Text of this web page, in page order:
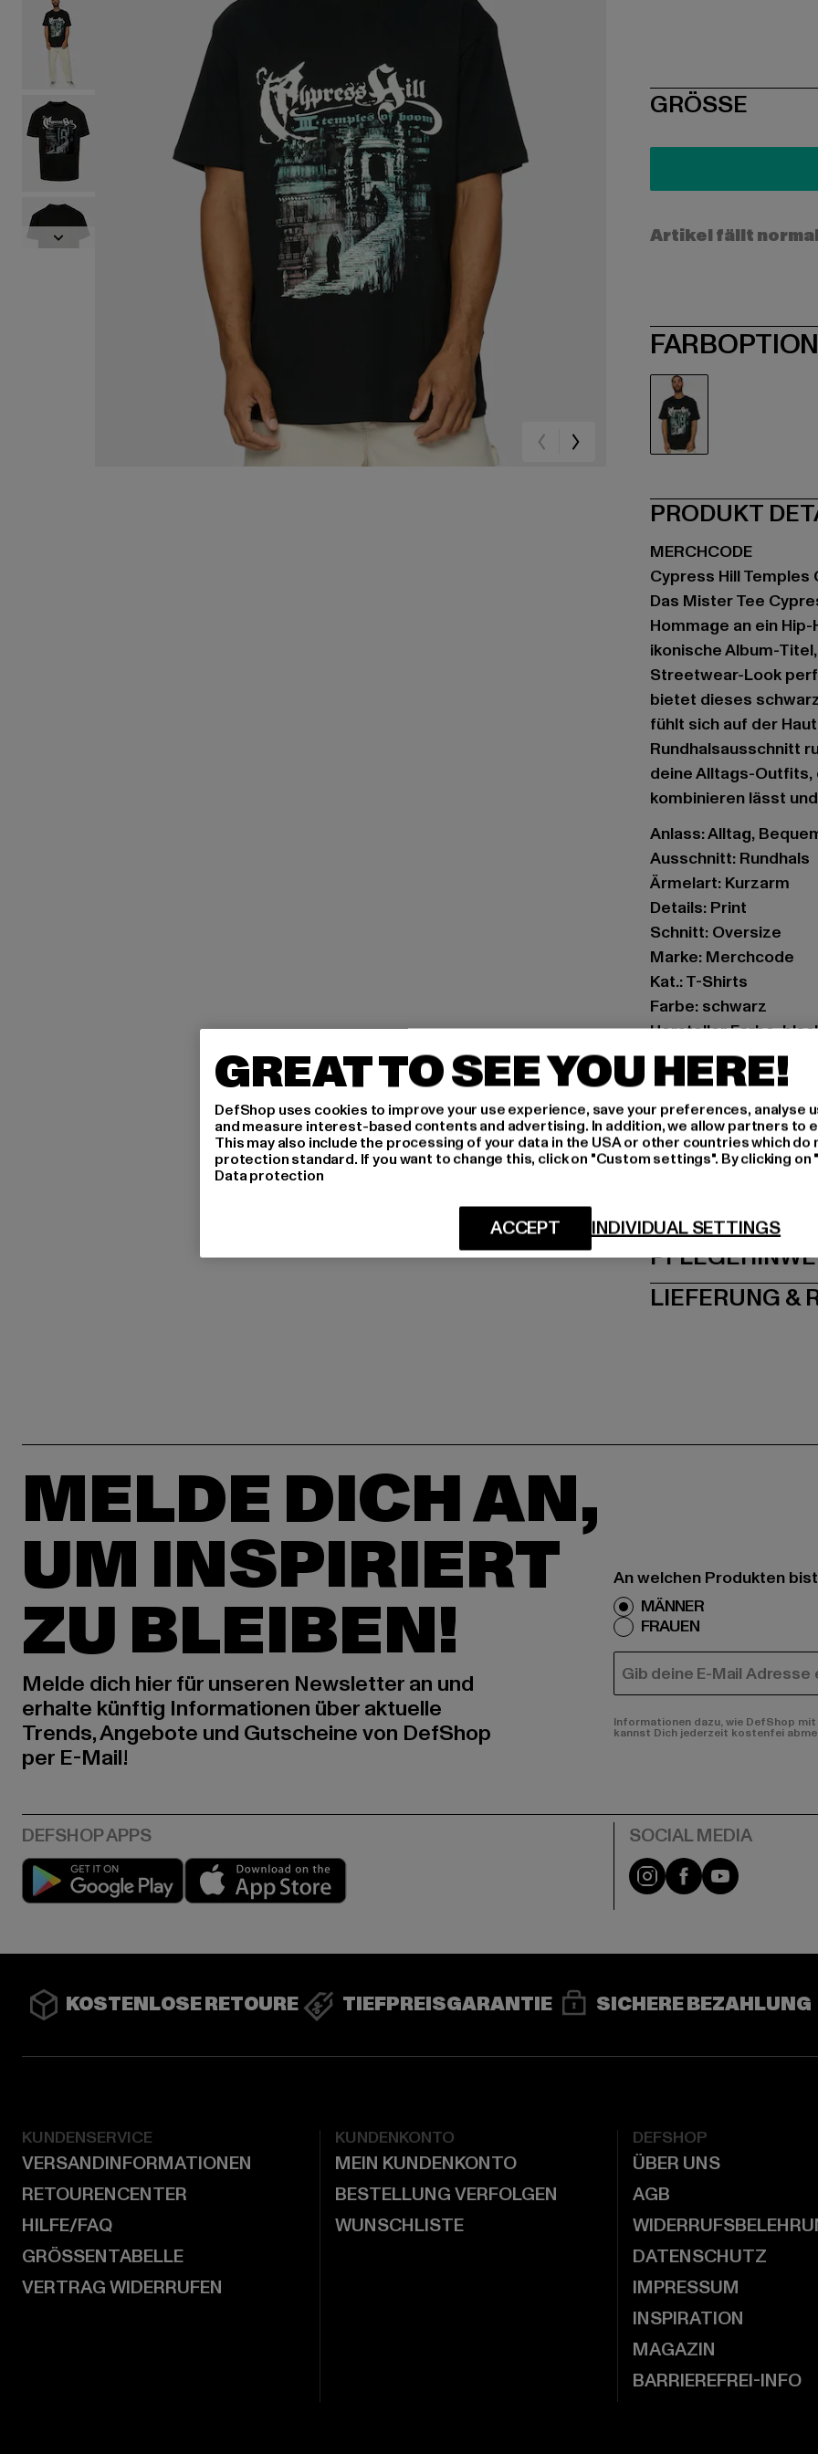
SIZE
GRÖSSE
Artikel fällt
PRODUKT
MERCHCODE
Cypress Hill
Das Mister Tee
Hommage an ein
ikonische Album-
Streetwear-Look
bietet dieses
fühlt sich auf der
Rundhalsausschnitt
deine Alltags-
kombinieren lässt
Anlass: Alltag,
Ausschnitt: Rundhals
Ärmelart: Kurzarm
Details: Print
Schnitt: Oversize
Marke: Merchcode
Kat.: T-Shirts
Farbe: schwarz
Hersteller Farbe:
Art.Nr: MT2410-00007
Hersteller: TB
Dr.-Robert-Murjahn-
GRÖSSE
LIEFERUNG &
MELDE DICH AN,
UM INSPIRIERT
ZU BLEIBEN!
Melde dich hier für unseren Newsletter an und
erhalte künftig Informationen über aktuelle
Trends, Angebote und Gutscheine von DefShop
per E-Mail!
An welchen Produkten
MÄNNER
FRAUEN
E-MAIL
Informationen dazu, wie DefShop
kannst Dich jederzeit kostenfei
Play market App store Instagram
FacebookYouTube
KOSTENLOSE RETOURE TIEFPREISGARANTIE SICHERE BEZAHLUNG
KUNDENSERVICE
VERSANDINFORMATIONEN
RETOURENCENTER
HILFE/FAQ
GRÖSSENTABELLE
VERTRAG WIDERRUFEN
KUNDENKONTO
MEIN KUNDENKONTO
BESTELLUNG VERFOLGEN
WUNSCHLISTE
DEFSHOP
ÜBER UNS
AGB
DATENSCHUTZ
IMPRESSUM
INSPIRATION
MAGAZIN
BARRIEREFREI-INFO
GREAT TO SEE YOU HERE!
DefShop uses cookies to improve your use experience, save your preferences, analyse
and measure interest-based contents and advertising. In addition, we allow partners to
This may also include the processing of your data in the USA or other countries which do
protection standard. If you want to change this, click on "Custom settings". By clicking
Data protection
INDIVIDUAL SETTINGS
ACCEPT